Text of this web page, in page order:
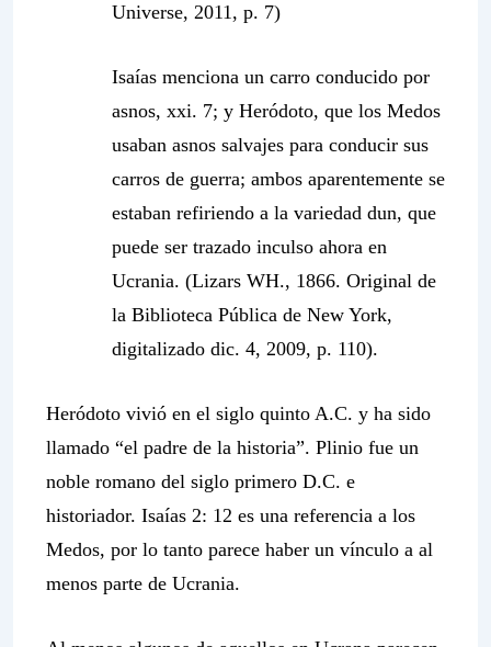
Universe, 2011, p. 7)
Isaías menciona un carro conducido por
asnos, xxi. 7; y Heródoto, que los Medos
usaban asnos salvajes para conducir sus
carros de guerra; ambos aparentemente se
estaban refiriendo a la variedad dun, que
puede ser trazado inculso ahora en
Ucrania. (Lizars WH., 1866. Original de
la Biblioteca Pública de New York,
digitalizado dic. 4, 2009, p. 110).
Heródoto vivió en el siglo quinto A.C. y ha sido
llamado “el padre de la historia”. Plinio fue un
noble romano del siglo primero D.C. e
historiador. Isaías 2: 12 es una referencia a los
Medos, por lo tanto parece haber un vínculo a al
menos parte de Ucrania.